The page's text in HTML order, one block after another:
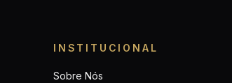
INSTITUCIONAL
Sobre Nós